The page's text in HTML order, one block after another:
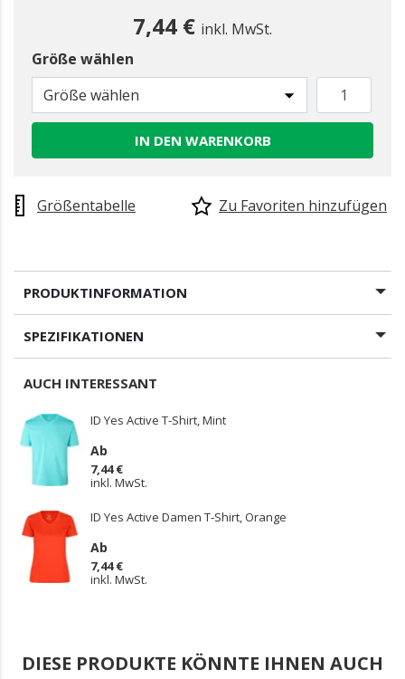
7,44 € inkl. MwSt.
Größe wählen
Größe wählen
IN DEN WARENKORB
Größentabelle Zu Favoriten hinzufügen
PRODUKTINFORMATION
SPEZIFIKATIONEN
AUCH INTERESSANT
ID Yes Active T-Shirt, Mint
Ab
7,44 €
inkl. MwSt.
ID Yes Active Damen T-Shirt, Orange
Ab
7,44 €
inkl. MwSt.
DIESE PRODUKTE KÖNNTE IHNEN AUCH